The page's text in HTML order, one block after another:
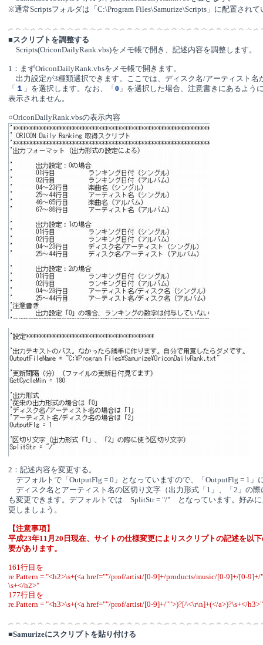
※通常Scriptsフォルダは「C:\Program Files\Samurize\Scripts」に配置されて
■スクリプトを調整する
Scripts(OriconDailyRank.vbs)をメモ帳で開き、記述内容を調整します。
1：まずOriconDailyRank.vbsをメモ帳で開きます。
出力設定が3種類選択できます。ここでは、ディスク名/アーティスト名
「 １ 」を選択します。なお、「 0 」を選択した場合、注意書きにあるよう
表示されません。
○OriconDailyRank.vbsの表示内容
2：記述内容を変更する。
デフォルトで「OutputFlg = 0」となっていますので、「OutputFlg = 1」
ディスク名とアーティスト名の区切り文字（出力形式「1」、「2」の際
も変更できます。デフォルトでは SplitStr = "/" となっています。好み
更しましょう。
【注意事項】
平成23年11月20日現在、サイトの仕様変更によりスクリプトの記述を以
要があります。
161行目を
re.Pattern = "<h2>\s+(<a href=""/prof/artist/[0-9]+/products/music/[0-9]+/[0-
\s+</h2>"
177行目を
re.Pattern = "<h3>\s+(<a href=""/prof/artist/[0-9]+/"">)?[^<\r\n]+(</a>)?\s+</h3>"
■Samurizeにスクリプトを貼り付ける